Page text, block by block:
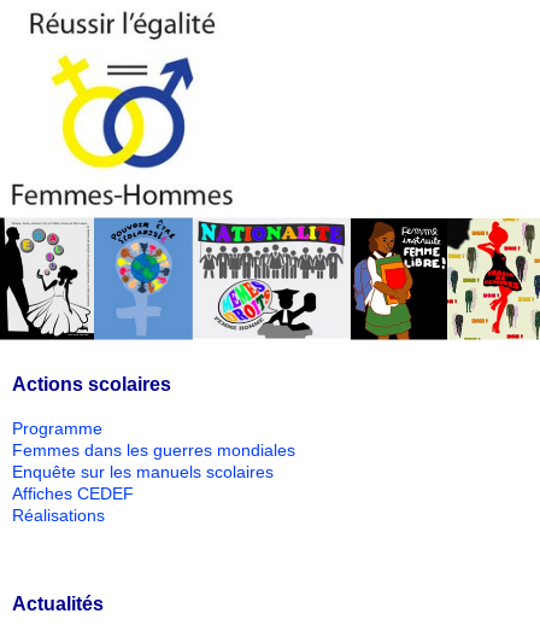
Actions scolaires
Programme
Femmes dans les guerres mondiales
Enquête sur les manuels scolaires
Affiches CEDEF
Réalisations
Actualités